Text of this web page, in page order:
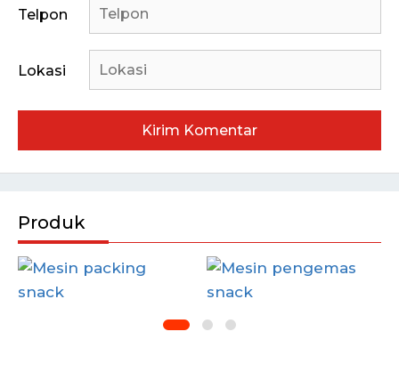
Telpon
Lokasi
Produk